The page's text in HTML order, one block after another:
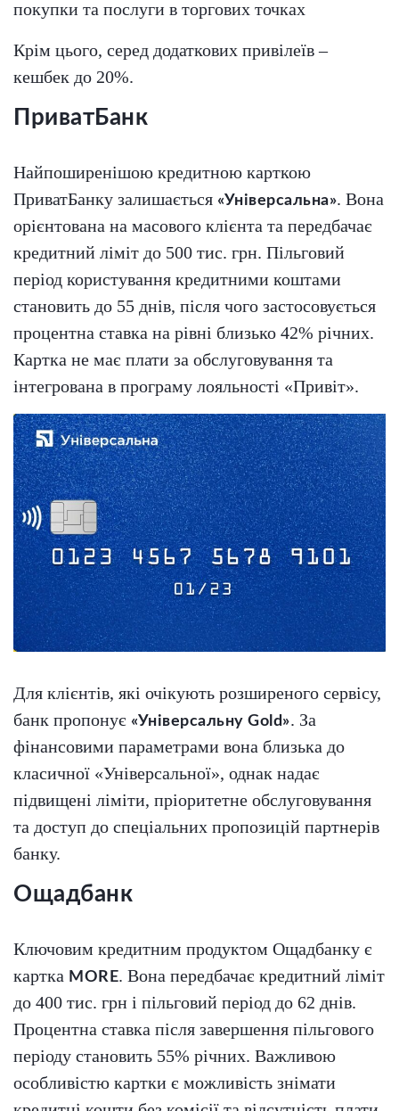
покупки та послуги в торгових точках
Крім цього, серед додаткових привілеїв –
кешбек до 20%.
ПриватБанк
Найпоширенішою кредитною карткою
ПриватБанку залишається «Універсальна». Вона
орієнтована на масового клієнта та передбачає
кредитний ліміт до 500 тис. грн. Пільговий
період користування кредитними коштами
становить до 55 днів, після чого застосовується
процентна ставка на рівні близько 42% річних.
Картка не має плати за обслуговування та
інтегрована в програму лояльності «Привіт».
Для клієнтів, які очікують розширеного сервісу,
банк пропонує «Універсальну Gold». За
фінансовими параметрами вона близька до
класичної «Універсальної», однак надає
підвищені ліміти, пріоритетне обслуговування
та доступ до спеціальних пропозицій партнерів
банку.
Ощадбанк
Ключовим кредитним продуктом Ощадбанку є
картка MORE. Вона передбачає кредитний ліміт
до 400 тис. грн і пільговий період до 62 днів.
Процентна ставка після завершення пільгового
періоду становить 55% річних. Важливою
особливістю картки є можливість знімати